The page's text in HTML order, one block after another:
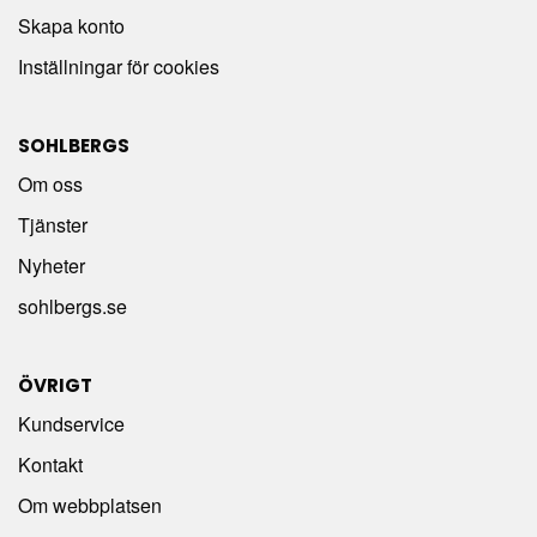
Skapa konto
Inställningar för cookies
SOHLBERGS
Om oss
Tjänster
Nyheter
sohlbergs.se
ÖVRIGT
Kundservice
Kontakt
Om webbplatsen